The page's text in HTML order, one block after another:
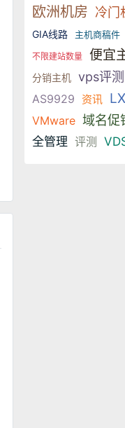
欧洲机房 冷门
GIA线路 主机商稿件
不限建站数量 便宜
分销主机 vps评测
AS9929 资讯
VMware 域名促
全管理 评测